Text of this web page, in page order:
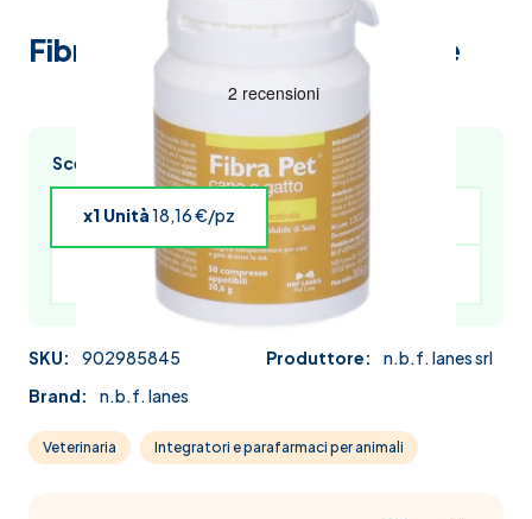
Fibra Pet 612Mg 50 Compresse
Scegli l’acquisto multiplo e risparmia
x1 Unità18,16 €/pz x4 Unità17,80 €/pz
17,61 €/pz x6 Unità17,43 €/pz
SKU: 902985845 Produttore:
n.b.f. lanes srl
Brand:
n.b.f. lanes
Veterinaria Integratori e parafarmaci per animali